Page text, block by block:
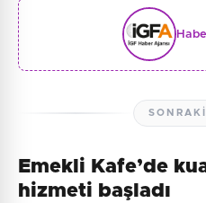
Emekli Kafe’de
hizmeti başladı